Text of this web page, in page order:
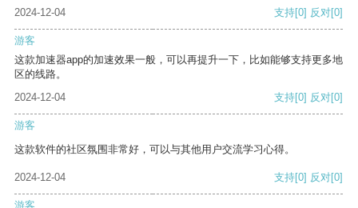
2024-12-04
支持[0] 反对[0]
游客
这款加速器app的加速效果一般，可以再提升一下，比如能够支持更多地
区的线路。
2024-12-04
支持[0] 反对[0]
游客
这款软件的社区氛围非常好，可以与其他用户交流学习心得。
2024-12-04 支持[0] 反对[0]
游客